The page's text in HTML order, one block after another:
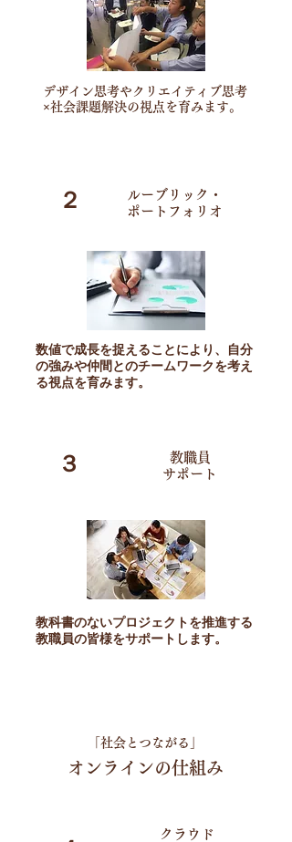
デザイン思考やクリエイティブ思考
×社会課題解決の​視点を育みます。
２
ルーブリック・
​ポートフォリオ
数値で成長を捉えることにより、自分
の強みや仲間とのチームワークを考え
る視点を育みます。
３
教職員
​サポート
教科書のないプロジェクトを推進する
教職員の皆様をサポートします。
オンラインの仕組み
「社会とつながる」
クラウド